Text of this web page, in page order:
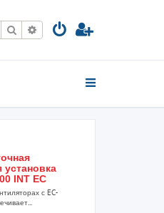
Поиск Расширенный поиск
установка
INT EC
с EC-